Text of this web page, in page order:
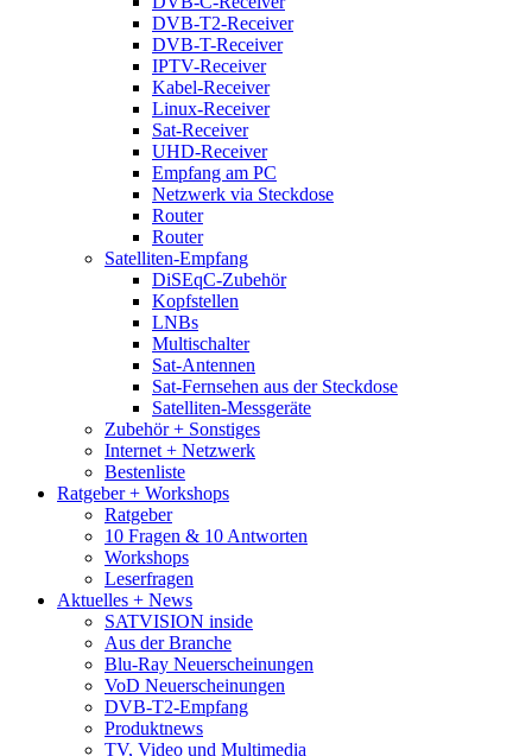
DVB-T2-Receiver
DVB-T-Receiver
IPTV-Receiver
Kabel-Receiver
Linux-Receiver
Sat-Receiver
UHD-Receiver
Empfang am PC
Netzwerk via Steckdose
Router
Router
Satelliten-Empfang
DiSEqC-Zubehör
Kopfstellen
LNBs
Multischalter
Sat-Antennen
Sat-Fernsehen aus der Steckdose
Satelliten-Messgeräte
Zubehör + Sonstiges
Internet + Netzwerk
Bestenliste
Ratgeber + Workshops
Ratgeber
10 Fragen & 10 Antworten
Workshops
Leserfragen
Aktuelles + News
SATVISION inside
Aus der Branche
Blu-Ray Neuerscheinungen
VoD Neuerscheinungen
DVB-T2-Empfang
Produktnews
TV, Video und Multimedia